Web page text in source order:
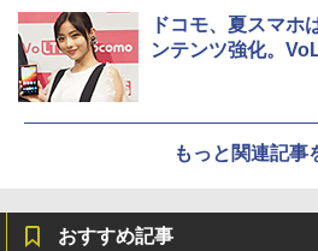
ドコモ、夏スマホ
ンテンツ強化。
もっと関連記事
おすすめ記事